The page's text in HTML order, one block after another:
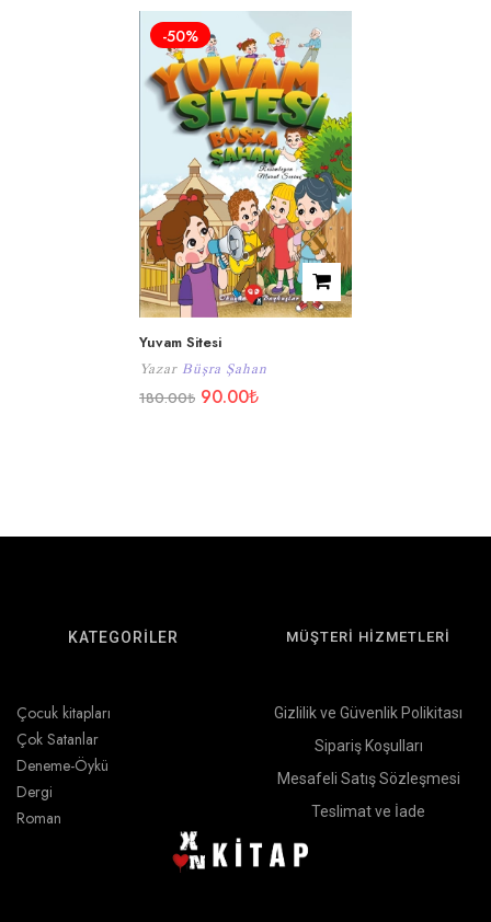
-50%
Yuvam Sitesi
Yazar Büşra Şahan
180.00₺ 90.00₺
KATEGORİLER
Çocuk kitapları
Çok Satanlar
Deneme-Öykü
Dergi
Roman
MÜŞTERİ HİZMETLERİ
Gizlilik ve Güvenlik Polikitası
Sipariş Koşulları
Mesafeli Satış Sözleşmesi
Teslimat ve İade